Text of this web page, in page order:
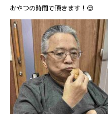
おやつの時間で頂きます！😌